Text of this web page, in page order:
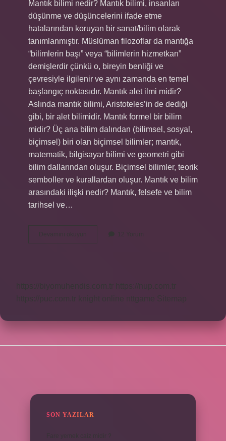
Mantık bilimi nedir? Mantık bilimi, insanları
düşünme ve düşüncelerini ifade etme
hatalarından koruyan bir sanat/bilim olarak
tanımlanmıştır. Müslüman filozoflar da mantığa
“bilimlerin başı” veya “bilimlerin hizmetkarı”
demişlerdir çünkü o, bireyin benliği ve
çevresiyle ilgilenir ve aynı zamanda en temel
başlangıç ​​noktasıdır. Mantık alet ilmi midir?
Aslında mantık bilimi, Aristoteles’in de dediği
gibi, bir alet bilimidir. Mantık formel bir bilim
midir? Üç ana bilim dalından (bilimsel, sosyal,
biçimsel) biri olan biçimsel bilimler; mantık,
matematik, bilgisayar bilimi ve geometri gibi
bilim dallarından oluşur. Biçimsel bilimler, teorik
semboller ve kurallardan oluşur. Mantık ve bilim
arasındaki ilişki nedir? Mantık, felsefe ve bilim
tarihsel ve…
12 Yorum
https://biyomuhendis.com.tr
https://nup.com.tr
nttgame Sitemap
SON YAZILAR